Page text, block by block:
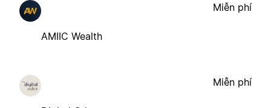
AMIIC Wealth
Miễn phí
Miễn phí